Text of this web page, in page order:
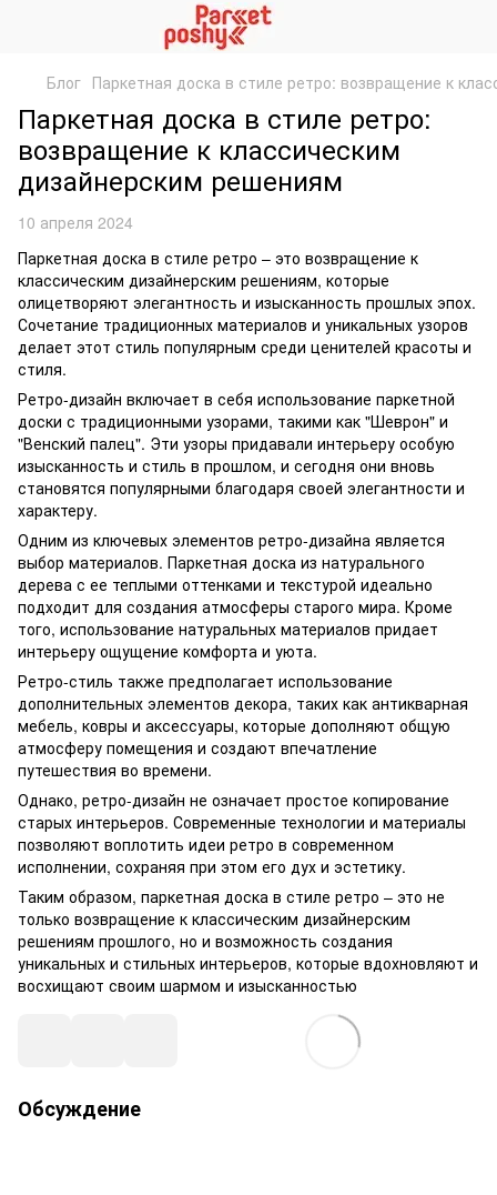
Блог Паркетная доска в стиле ретро: возвращение к
Паркетная доска в стиле ретро:
возвращение к классическим
дизайнерским решениям
10 апреля 2024
Паркетная доска в стиле ретро – это возвращение к
классическим дизайнерским решениям, которые
олицетворяют элегантность и изысканность прошлых эпох.
Сочетание традиционных материалов и уникальных узоров
делает этот стиль популярным среди ценителей красоты и
стиля.
Ретро-дизайн включает в себя использование паркетной
доски с традиционными узорами, такими как "Шеврон" и
"Венский палец". Эти узоры придавали интерьеру особую
изысканность и стиль в прошлом, и сегодня они вновь
становятся популярными благодаря своей элегантности и
характеру.
Одним из ключевых элементов ретро-дизайна является
выбор материалов. Паркетная доска из натурального
дерева с ее теплыми оттенками и текстурой идеально
подходит для создания атмосферы старого мира. Кроме
того, использование натуральных материалов придает
интерьеру ощущение комфорта и уюта.
Ретро-стиль также предполагает использование
дополнительных элементов декора, таких как антикварная
мебель, ковры и аксессуары, которые дополняют общую
атмосферу помещения и создают впечатление
путешествия во времени.
Однако, ретро-дизайн не означает простое копирование
старых интерьеров. Современные технологии и материалы
позволяют воплотить идеи ретро в современном
исполнении, сохраняя при этом его дух и эстетику.
Таким образом, паркетная доска в стиле ретро – это не
только возвращение к классическим дизайнерским
решениям прошлого, но и возможность создания
уникальных и стильных интерьеров, которые вдохновляют и
восхищают своим шармом и изысканностью
Обсуждение